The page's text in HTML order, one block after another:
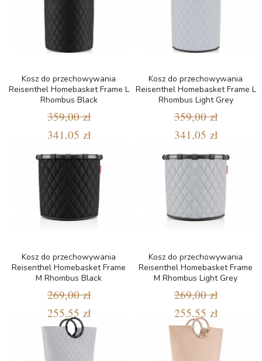
Kosz do przechowywania
Reisenthel Homebasket Frame L
Rhombus Black
359,00 zł
341,05 zł
Kosz do przechowywania
Reisenthel Homebasket Frame L
Rhombus Light Grey
359,00 zł
341,05 zł
Kosz do przechowywania
Reisenthel Homebasket Frame
M Rhombus Black
269,00 zł
255,55 zł
Kosz do przechowywania
Reisenthel Homebasket Frame
M Rhombus Light Grey
269,00 zł
255,55 zł